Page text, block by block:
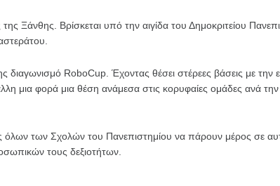
Ξάνθης. Βρίσκεται υπό την αιγίδα του Δημοκριτείου
RoboCup. Έχοντας θέσει στέρεες βάσεις με την
μια φορά μια θέση ανάμεσα στις κορυφαίες ομάδες ανά
όλων των Σχολών του Πανεπιστημίου να πάρουν μέρος σε
τους δεξιοτήτων.